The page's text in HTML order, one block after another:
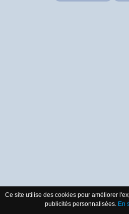
Ce site utilise des cookies pour améliorer
publicités personnalisées. En